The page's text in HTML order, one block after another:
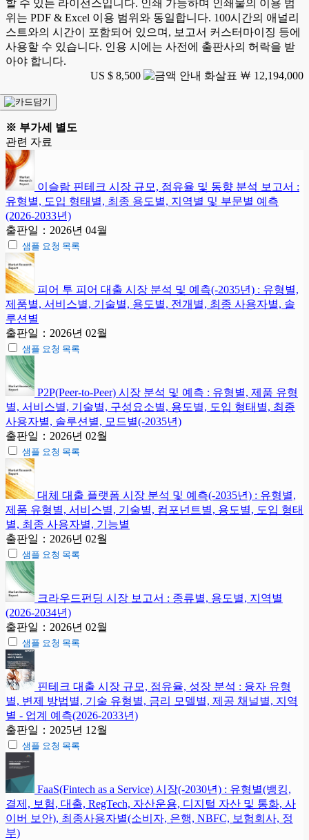
할 수 있는 라이선스입니다. 인쇄 가능하며 인쇄물의 이용 범
위는 PDF & Excel 이용 범위와 동일합니다. 100시간의 애널리
스트와의 시간이 포함되어 있으며, 보고서 커스터마이징 등에
사용할 수 있습니다. 인용 시에는 사전에 출판사의 허락을 받
아야 합니다.
US $ 8,500
￦ 12,194,000
※ 부가세 별도
관련 자료
이슬람 핀테크 시장 규모, 점유율 및 동향 분석 보고서 :
유형별, 도입 형태별, 최종 용도별, 지역별 및 부문별 예측
(2026-2033년)
출판일：2026년 04월
샘플 요청 목록
피어 투 피어 대출 시장 분석 및 예측(-2035년) : 유형별,
제품별, 서비스별, 기술별, 용도별, 전개별, 최종 사용자별, 솔
루션별
출판일：2026년 02월
샘플 요청 목록
P2P(Peer-to-Peer) 시장 분석 및 예측 : 유형별, 제품 유형
별, 서비스별, 기술별, 구성요소별, 용도별, 도입 형태별, 최종
사용자별, 솔루션별, 모드별(-2035년)
출판일：2026년 02월
샘플 요청 목록
대체 대출 플랫폼 시장 분석 및 예측(-2035년) : 유형별,
제품 유형별, 서비스별, 기술별, 컴포넌트별, 용도별, 도입 형태
별, 최종 사용자별, 기능별
출판일：2026년 02월
샘플 요청 목록
크라우드펀딩 시장 보고서 : 종류별, 용도별, 지역별
(2026-2034년)
출판일：2026년 02월
샘플 요청 목록
핀테크 대출 시장 규모, 점유율, 성장 분석 : 융자 유형
별, 변제 방법별, 기술 유형별, 금리 모델별, 제공 채널별, 지역
별 - 업계 예측(2026-2033년)
출판일：2025년 12월
샘플 요청 목록
FaaS(Fintech as a Service) 시장(-2030년) : 유형별(뱅킹,
결제, 보험, 대출, RegTech, 자산운용, 디지털 자산 및 통화, 사
이버 보안), 최종사용자별(소비자, 은행, NBFC, 보험회사, 정
부)